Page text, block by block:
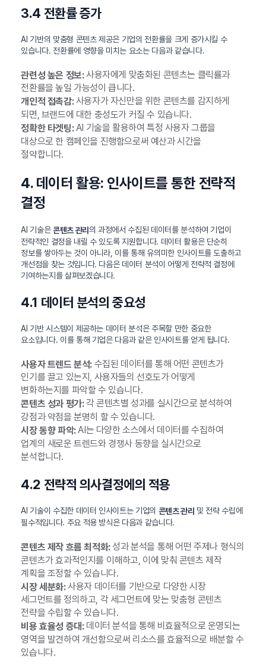
3.4 전환률 증가
AI 기반의 맞춤형 콘텐츠 제공은 기업의 전환률을 크게 증가시킬 수
있습니다. 전환률에 영향을 미치는 요소는 다음과 같습니다.
관련성 높은 정보:사용자에게 맞춤화된 콘텐츠는 클릭률과
전환률을 높일 가능성이 큽니다.
개인적 접촉감:사용자가 자신만을 위한 콘텐츠를 감지하게
되면, 브랜드에 대한 충성도가 커질 수 있습니다.
정확한 타겟팅:AI 기술을 활용하여 특정 사용자 그룹을
대상으로 한 캠페인을 진행함으로써 예산과 시간을
절약합니다.
4. 데이터 활용: 인사이트를 통한 전략적
결정
AI 기술은콘텐츠 관리의 과정에서 수집된 데이터를 분석하여 기업이
전략적인 결정을 내릴 수 있도록 지원합니다. 데이터 활용은 단순히
정보를 쌓아두는 것이 아니라, 이를 통해 유의미한 인사이트를 도출하고
개선점을 찾는 것입니다. 다음은 데이터 분석이 어떻게 전략적 결정에
기여하는지를 살펴보겠습니다.
4.1 데이터 분석의 중요성
AI 기반 시스템이 제공하는 데이터 분석은 주목할 만한 중요한
요소입니다. 이를 통해 기업은 다음과 같은 인사이트를 얻게 됩니다.
사용자 트렌드 분석:수집된 데이터를 통해 어떤 콘텐츠가
인기를 끌고 있는지, 사용자들의 선호도가 어떻게
변화하는지를 파악할 수 있습니다.
콘텐츠 성과 평가:각 콘텐츠별 성과를 실시간으로 분석하여
강점과 약점을 분명히 할 수 있습니다.
시장 동향 파악:AI는 다양한 소스에서 데이터를 수집하여
업계의 새로운 트렌드와 경쟁사 동향을 실시간으로
분석합니다.
4.2 전략적 의사결정에의 적용
AI 기술이 수집한 데이터 인사이트는 기업의 콘텐츠 관리 및 전략 수립에
필수적입니다. 주요 적용 방식은 다음과 같습니다.
콘텐츠 제작 흐름 최적화:성과 분석을 통해 어떤 주제나 형식의
콘텐츠가 효과적인지를 이해하고, 이에 맞춰 콘텐츠 제작
계획을 조정할 수 있습니다.
시장 세분화:사용자 데이터를 기반으로 다양한 시장
세그먼트를 정의하고, 각 세그먼트에 맞는 맞춤형 콘텐츠
전략을 수립할 수 있습니다.
비용 효율성 증대:데이터 분석을 통해 비효율적으로 운영되는
영역을 발견하여 개선함으로써 리소스를 효율적으로 배분할 수
있습니다.